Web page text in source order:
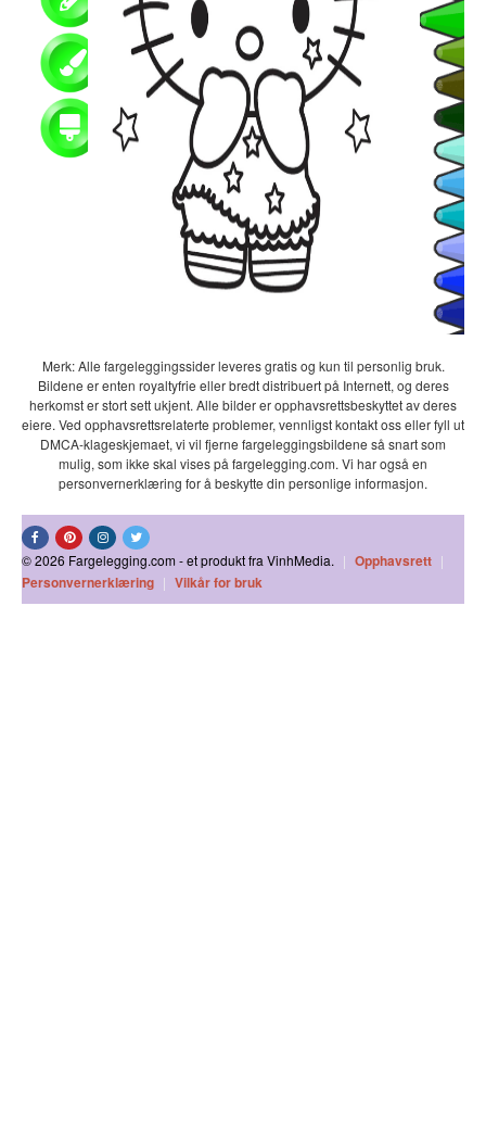
Merk: Alle fargeleggingssider leveres gratis og kun til personlig bruk.
Bildene er enten royaltyfrie eller bredt distribuert på Internett, og deres
herkomst er stort sett ukjent. Alle bilder er opphavsrettsbeskyttet av deres
eiere. Ved opphavsrettsrelaterte problemer, vennligst kontakt oss eller fyll ut
DMCA-klageskjemaet, vi vil fjerne fargeleggingsbildene så snart som
mulig, som ikke skal vises på fargelegging.com. Vi har også en
personvernerklæring for å beskytte din personlige informasjon.
© 2026 Fargelegging.com - et produkt fra VinhMedia. | Opphavsrett |
Personvernerklæring | Vilkår for bruk